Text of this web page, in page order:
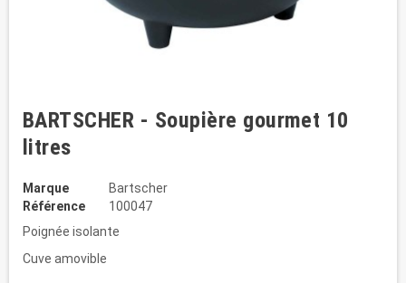
BARTSCHER - Soupière gourmet 10
litres
Marque
Bartscher
Référence
100047
Poignée isolante
Cuve amovible